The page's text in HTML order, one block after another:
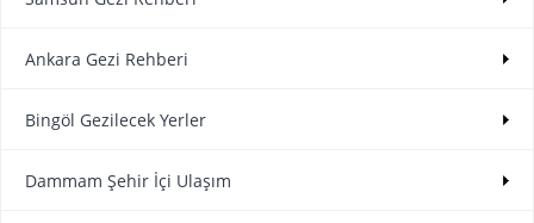
Ankara Gezi Rehberi
Bingöl Gezilecek Yerler
Dammam Şehir İçi Ulaşım